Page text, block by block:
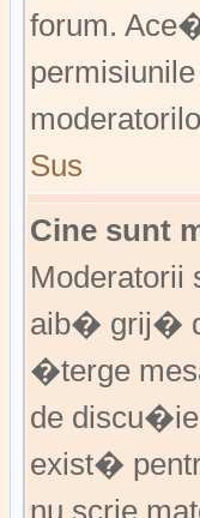
forum.
Sus
Cine sunt
Moderatorii
aib� grij�
�terge
de
exist�
nu scrie